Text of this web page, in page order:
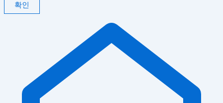
확인